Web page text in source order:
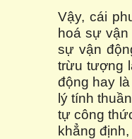
Vậy, cái
hoá sự
sự vận
trừu tượng
động hay
lý tính
tự công
khẳng